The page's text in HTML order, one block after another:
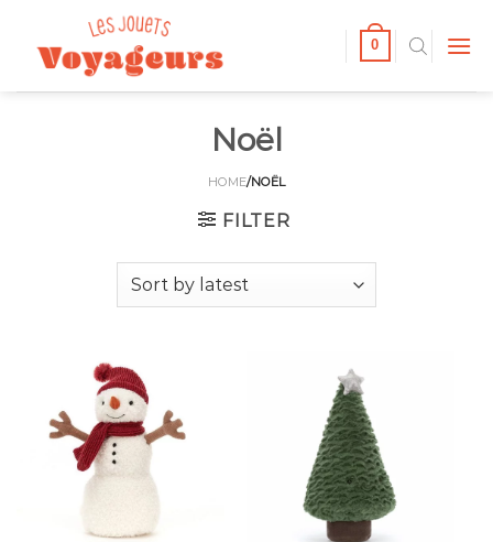
contenu
0
Noël
HOME/NOËL
FILTER